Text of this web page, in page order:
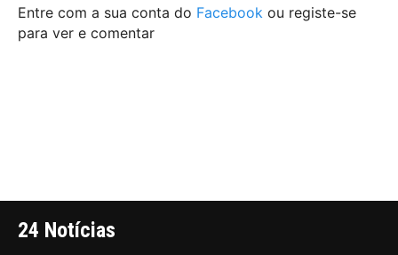
Entre com a sua conta do Facebook ou registe-se
para ver e comentar
24 Notícias